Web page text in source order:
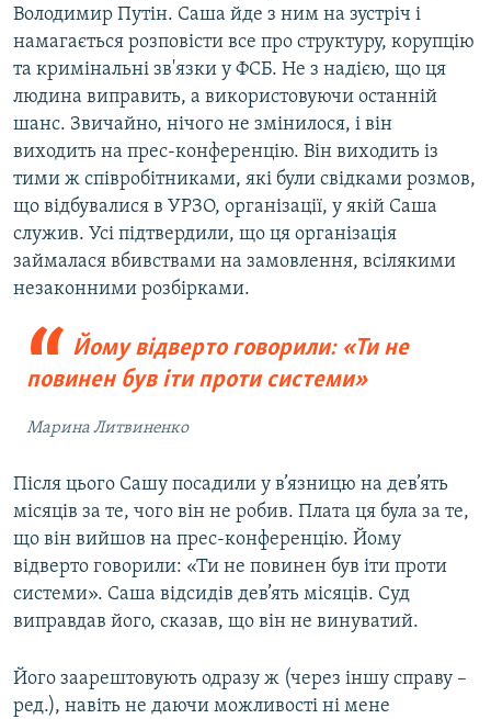
Володимир Путін. Саша йде з ним на зустріч і
намагається розповісти все про структуру, корупцію
та кримінальні зв'язки у ФСБ. Не з надією, що ця
людина виправить, а використовуючи останній
шанс. Звичайно, нічого не змінилося, і він
виходить на прес-конференцію. Він виходить із
тими ж співробітниками, які були свідками розмов,
що відбувалися в УРЗО, організації, у якій Саша
служив. Усі підтвердили, що ця організація
займалася вбивствами на замовлення, всілякими
незаконними розбірками.
Йому відверто говорили: «Ти не
повинен був іти проти системи»
Марина Литвиненко
Після цього Сашу посадили у в’язницю на дев’ять
місяців за те, чого він не робив. Плата ця була за те,
що він вийшов на прес-конференцію. Йому
відверто говорили: «Ти не повинен був іти проти
системи». Саша відсидів дев’ять місяців. Суд
виправдав його, сказав, що він не винуватий.
Його заарештовують одразу ж (через іншу справу –
ред.), навіть не даючи можливості ні мене